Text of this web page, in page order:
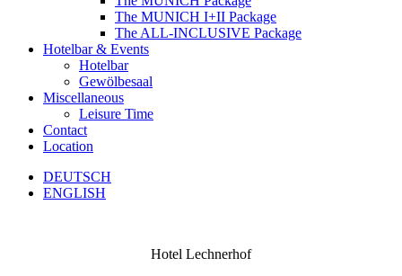
The MUNICH I+II Package
The ALL-INCLUSIVE Package
Hotelbar & Events
Hotelbar
Gewölbesaal
Miscellaneous
Leisure Time
Contact
Location
DEUTSCH
ENGLISH
Hotel Lechnerhof